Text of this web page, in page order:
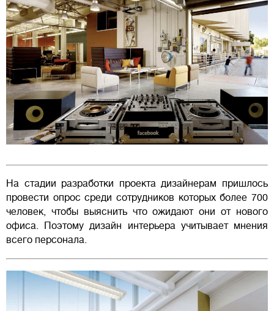
На стадии разработки проекта дизайнерам пришлось
провести опрос среди сотрудников которых более 700
человек, чтобы выяснить что ожидают они от нового
офиса. Поэтому дизайн интерьера учитывает мнения
всего персонала.